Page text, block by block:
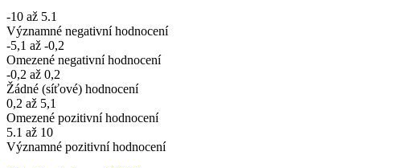
-10 až 5.1
Významné negativní hodnocení
-5,1 až -0,2
Omezené negativní hodnocení
-0,2 až 0,2
Žádné (síťové) hodnocení
0,2 až 5,1
Omezené pozitivní hodnocení
5.1 až 10
Významné pozitivní hodnocení